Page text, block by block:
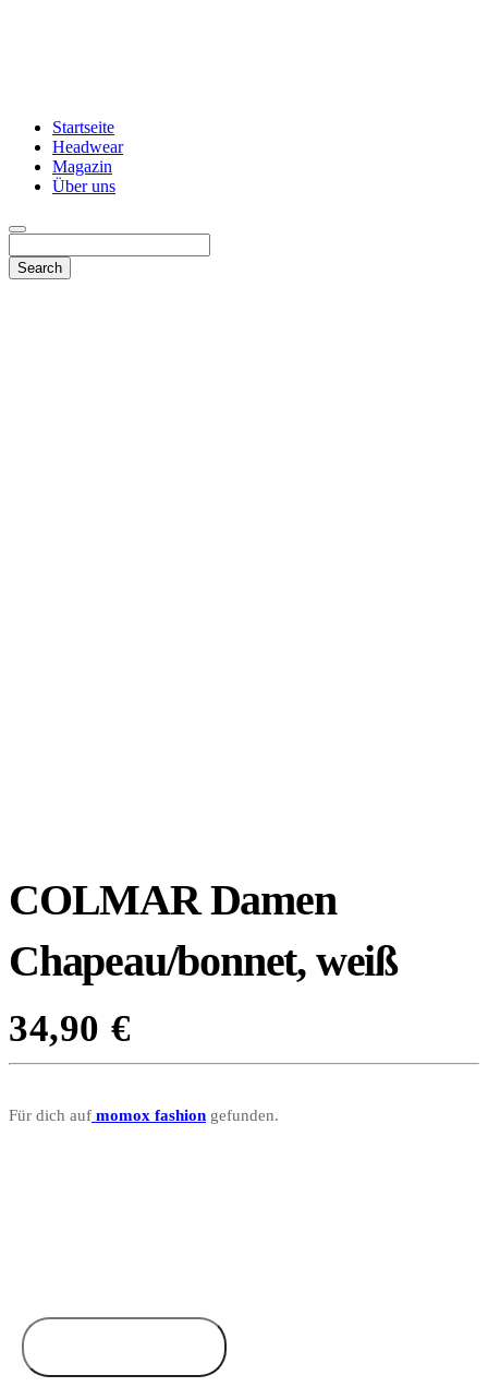
Startseite
Headwear
Magazin
Über uns
COLMAR Damen
Chapeau/bonnet, weiß
34,90 €
Für dich auf momox fashion gefunden.